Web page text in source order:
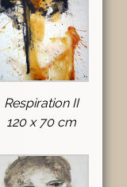
Respiration II
120 x 70 cm